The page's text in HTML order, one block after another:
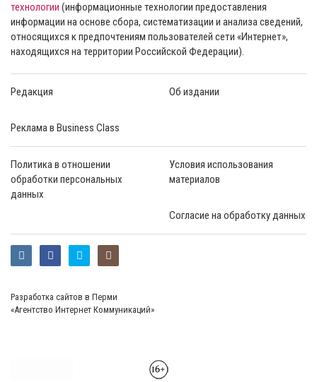
технологии (информационные технологии предоставления
информации на основе сбора, систематизации и анализа сведений,
относящихся к предпочтениям пользователей сети «Интернет»,
находящихся на территории Российской Федерации).
Редакция Об издании
Реклама в Business Class
Политика в отношении
обработки персональных
данных
Условия использования
материалов
Согласие на обработку данных
Разработка сайтов в Перми
«Агентство Интернет Коммуникаций»